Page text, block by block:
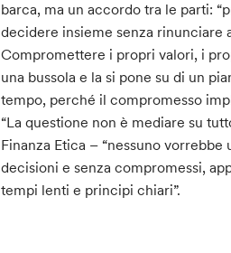
barca, ma un accordo tra le parti:
decidere insieme senza rinunciare
Compromettere i propri valori, i
una bussola e la si pone su di un
tempo, perché il compromesso
“La questione non è mediare su
Finanza Etica – “nessuno
decisioni e senza compromessi,
tempi lenti e principi chiari”.